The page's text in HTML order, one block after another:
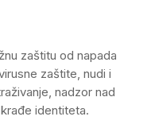
zaštitu od napada
zaštite, nudi i
nadzor nad
identiteta.